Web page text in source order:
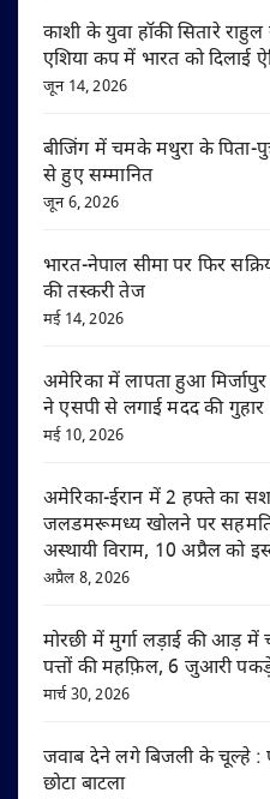
काशी के युवा हॉकी सितारे
एशिया कप में भारत को दिलाई
जून 14, 2026
बीजिंग में चमके मथुरा के पिता-
से हुए सम्मानित
जून 6, 2026
भारत-नेपाल सीमा पर फिर
की तस्करी तेज
मई 14, 2026
अमेरिका में लापता हुआ
ने एसपी से लगाई मदद की गुहार
मई 10, 2026
अमेरिका-ईरान में 2 हफ्ते का
जलडमरूमध्य खोलने पर
अस्थायी विराम, 10 अप्रैल को
अप्रैल 8, 2026
मोरछी में मुर्गा लड़ाई की आड़
पत्तों की महफ़िल, 6 जुआरी
मार्च 30, 2026
जवाब देने लगे बिजली के चूल्हे :
छोटा बाटला